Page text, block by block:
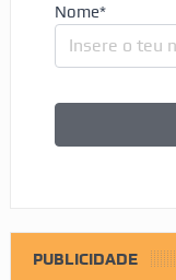
Nome*
PUBLICIDADE